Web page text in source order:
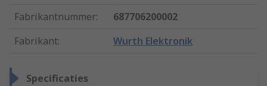
Fabrikantnummer:
687706200002
Fabrikant: Wurth Elektronik
Specificaties